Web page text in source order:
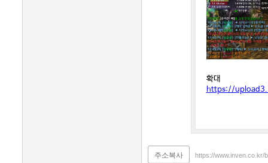
확대
https://
주소복사 https://www.inven.co.kr/